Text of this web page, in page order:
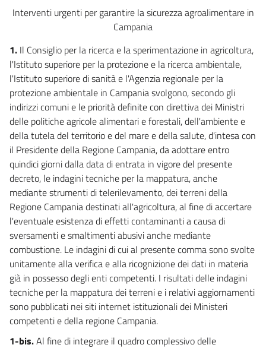
Interventi urgenti per garantire la sicurezza agroalimentare in
Campania
1. Il Consiglio per la ricerca e la sperimentazione in agricoltura,
l'Istituto superiore per la protezione e la ricerca ambientale,
l'Istituto superiore di sanità e l'Agenzia regionale per la
protezione ambientale in Campania svolgono, secondo gli
indirizzi comuni e le priorità definite con direttiva dei Ministri
delle politiche agricole alimentari e forestali, dell'ambiente e
della tutela del territorio e del mare e della salute, d'intesa con
il Presidente della Regione Campania, da adottare entro
quindici giorni dalla data di entrata in vigore del presente
decreto, le indagini tecniche per la mappatura, anche
mediante strumenti di telerilevamento, dei terreni della
Regione Campania destinati all'agricoltura, al fine di accertare
l'eventuale esistenza di effetti contaminanti a causa di
sversamenti e smaltimenti abusivi anche mediante
combustione. Le indagini di cui al presente comma sono svolte
unitamente alla verifica e alla ricognizione dei dati in materia
già in possesso degli enti competenti. I risultati delle indagini
tecniche per la mappatura dei terreni e i relativi aggiornamenti
sono pubblicati nei siti internet istituzionali dei Ministeri
competenti e della regione Campania.
1-bis.Al fine di integrare il quadro complessivo delle